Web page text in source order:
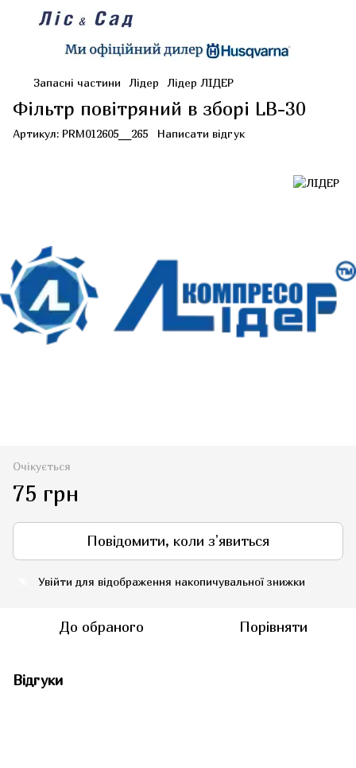
Запасні частини Лідер Лідер ЛІДЕР
Фільтр повітряний в зборі LB-30
Артикул: PRM012605__265 Написати відгук
Очікується
75 грн
Повідомити, коли з'явиться
Увійти для відображення накопичувальної знижки
До обраного Порівняти
Відгуки